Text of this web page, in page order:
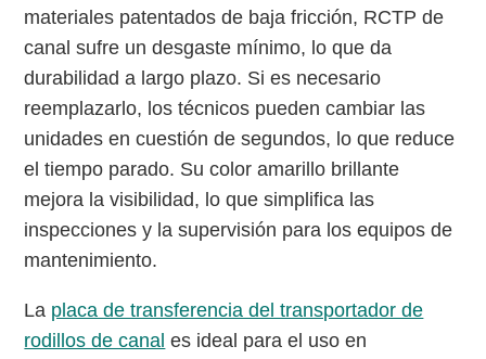
materiales patentados de baja fricción, RCTP de
canal sufre un desgaste mínimo, lo que da
durabilidad a largo plazo. Si es necesario
reemplazarlo, los técnicos pueden cambiar las
unidades en cuestión de segundos, lo que reduce
el tiempo parado. Su color amarillo brillante
mejora la visibilidad, lo que simplifica las
inspecciones y la supervisión para los equipos de
mantenimiento.
La placa de transferencia del transportador de
rodillos de canal es ideal para el uso en